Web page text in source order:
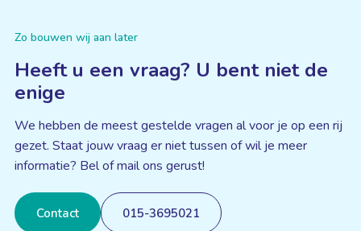
Zo bouwen wij aan later
Heeft u een vraag? U bent niet de
enige
We hebben de meest gestelde vragen al voor je op een rij
gezet. Staat jouw vraag er niet tussen of wil je meer
informatie? Bel of mail ons gerust!
Contact 015-3695021